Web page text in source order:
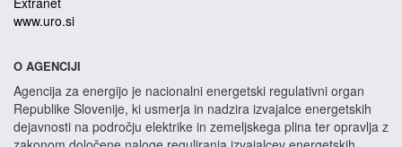
www.uro.si
O AGENCIJI
Agencija za energijo je nacionalni energetski regulativni organ
Republike Slovenije, ki usmerja in nadzira izvajalce energetskih
dejavnosti na področju elektrike in zemeljskega plina ter opravlja z